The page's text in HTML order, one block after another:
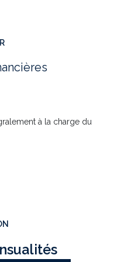
à la charge du